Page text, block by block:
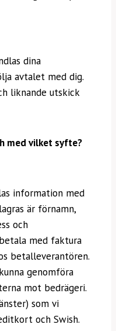
dina
avtalet med dig.
liknande utskick
med vilket syfte?
information med
är förnamn,
och
med faktura
betalleverantören.
genomföra
mot bedrägeri.
som vi
och Swish.